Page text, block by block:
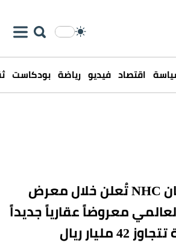
اقتصاد فيديو رياضة بودكاست
الوطنية للإسكان NHC تُعلن خلال معرض
معروضاً عقارياً جديداً
ريال